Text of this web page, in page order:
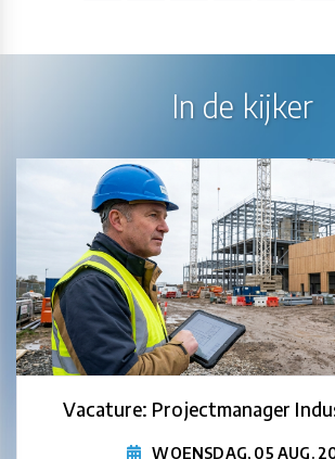
In de kijker
Vacature: Projectmanager
WOENSDAG, 05 AUG.